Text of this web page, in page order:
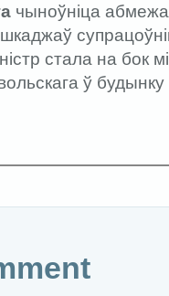
чыноўніца
стала на бок
ў будынку